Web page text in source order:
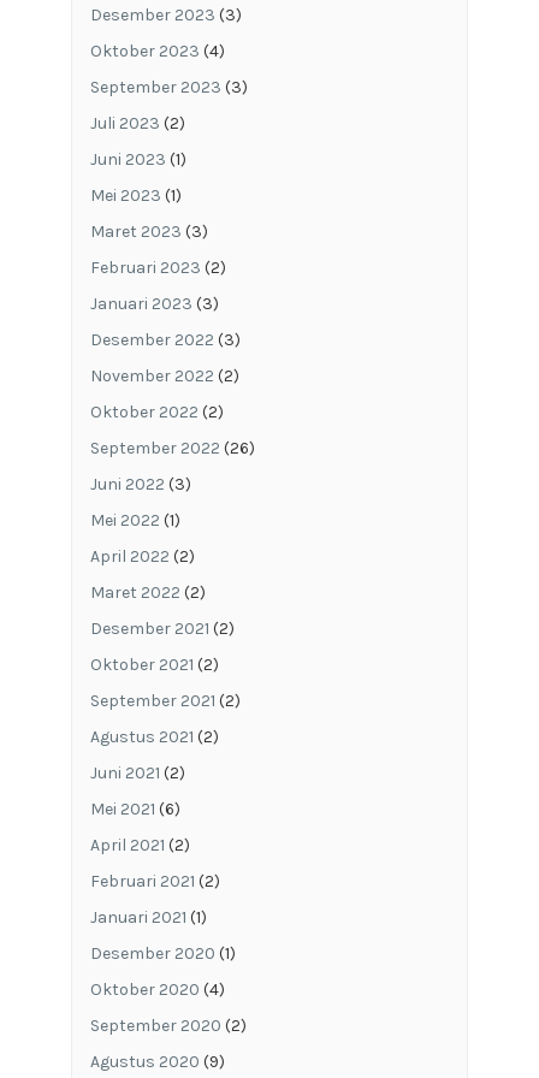
Desember 2023 (3)
Oktober 2023 (4)
September 2023 (3)
Juli 2023 (2)
Juni 2023 (1)
Mei 2023 (1)
Maret 2023 (3)
Februari 2023 (2)
Januari 2023 (3)
Desember 2022 (3)
November 2022 (2)
Oktober 2022 (2)
September 2022 (26)
Juni 2022 (3)
Mei 2022 (1)
April 2022 (2)
Maret 2022 (2)
Desember 2021 (2)
Oktober 2021 (2)
September 2021 (2)
Agustus 2021 (2)
Juni 2021 (2)
Mei 2021 (6)
April 2021 (2)
Februari 2021 (2)
Januari 2021 (1)
Desember 2020 (1)
Oktober 2020 (4)
September 2020 (2)
Agustus 2020 (9)